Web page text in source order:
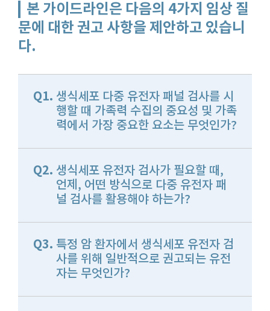
본 가이드라인은 다음의 4가지 임상 질
문에 대한 권고 사항을 제안하고 있습니
다.
Q1. 생식세포 다중 유전자 패널 검사를 시
행할 때 가족력 수집의 중요성 및 가족
력에서 가장 중요한 요소는 무엇인가?
Q2. 생식세포 유전자 검사가 필요할 때,
언제, 어떤 방식으로 다중 유전자 패
널 검사를 활용해야 하는가?
Q3. 특정 암 환자에서 생식세포 유전자 검
사를 위해 일반적으로 권고되는 유전
자는 무엇인가?